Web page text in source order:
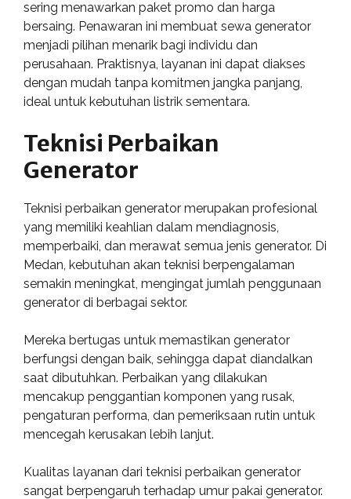
sering menawarkan paket promo dan harga
bersaing. Penawaran ini membuat sewa generator
menjadi pilihan menarik bagi individu dan
perusahaan. Praktisnya, layanan ini dapat diakses
dengan mudah tanpa komitmen jangka panjang,
ideal untuk kebutuhan listrik sementara.
Teknisi Perbaikan
Generator
Teknisi perbaikan generator merupakan profesional
yang memiliki keahlian dalam mendiagnosis,
memperbaiki, dan merawat semua jenis generator. Di
Medan, kebutuhan akan teknisi berpengalaman
semakin meningkat, mengingat jumlah penggunaan
generator di berbagai sektor.
Mereka bertugas untuk memastikan generator
berfungsi dengan baik, sehingga dapat diandalkan
saat dibutuhkan. Perbaikan yang dilakukan
mencakup penggantian komponen yang rusak,
pengaturan performa, dan pemeriksaan rutin untuk
mencegah kerusakan lebih lanjut.
Kualitas layanan dari teknisi perbaikan generator
sangat berpengaruh terhadap umur pakai generator.